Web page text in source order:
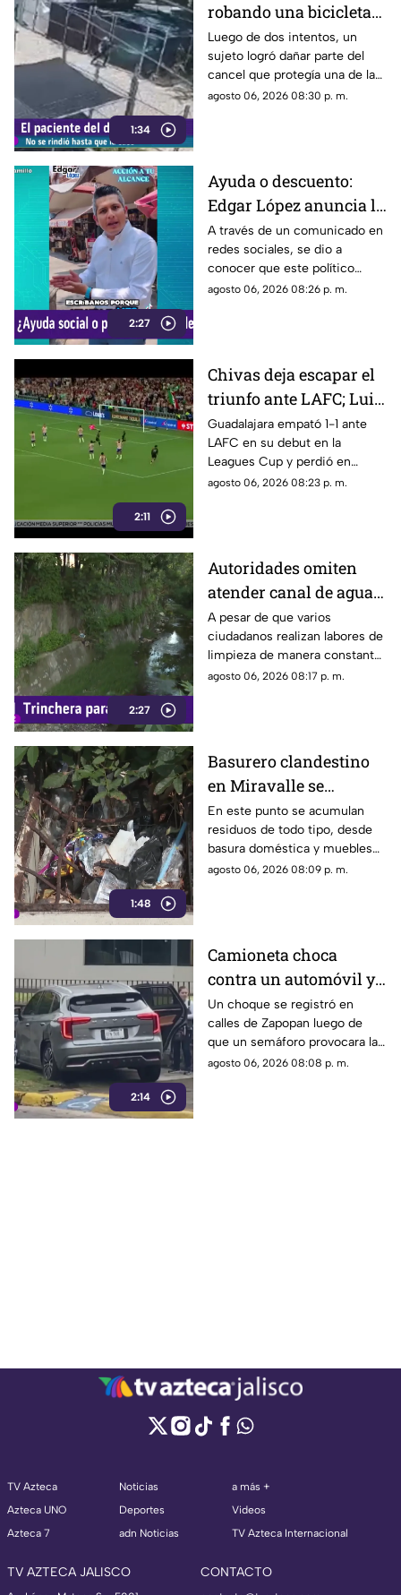
1:34
robando una bicicleta
al ingresar a cochera
ajena en calle Rancho
Rodeo
Luego de dos intentos, un
sujeto logró dañar parte del
cancel que protegía una de las
puertas de una cochera
agosto 06, 2026 08:30 p. m.
2:27
Ayuda o descuento:
Edgar López anuncia la
nueva estrategia para
ayudar algunas
familias
A través de un comunicado en
redes sociales, se dio a
conocer que este político
presuntamente busca ayudar a
agosto 06, 2026 08:26 p. m.
2:11
Chivas deja escapar el
triunfo ante LAFC; Luis
Romo es señalado por
su cobro en penales
Guadalajara empató 1-1 ante
LAFC en su debut en la
Leagues Cup y perdió en
penales; Luis Romo fue
agosto 06, 2026 08:23 p. m.
2:27
Autoridades omiten
atender canal de agua
contaminado en
Tonalá
A pesar de que varios
ciudadanos realizan labores de
limpieza de manera constante
en la zona, algunas personas
agosto 06, 2026 08:17 p. m.
1:48
Basurero clandestino
en Miravalle se
convierte en un foco de
infección por
acumulación de
residuos.
En este punto se acumulan
residuos de todo tipo, desde
basura doméstica y muebles
viejos hasta animales muertos,
condiciones insalubres del
lugar.
agosto 06, 2026 08:09 p. m.
2:14
Camioneta choca
contra un automóvil y
termina sobre la
banqueta
Un choque se registró en
calles de Zapopan luego de
que un semáforo provocara la
colisión entre dos vehículos.
agosto 06, 2026 08:08 p. m.
TV Azteca
Azteca UNO
Azteca 7
Noticias
Deportes
adn Noticias
a más +
Videos
TV Azteca Internacional
TV AZTECA JALISCO CONTACTO